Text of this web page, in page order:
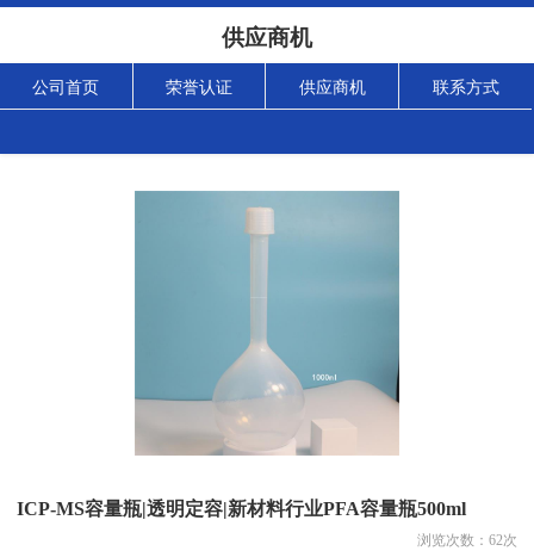
供应商机
公司首页 荣誉认证 供应商机 联系方式
ICP-MS容量瓶|透明定容|新材料行业PFA容量瓶500ml
浏览次数： 62次